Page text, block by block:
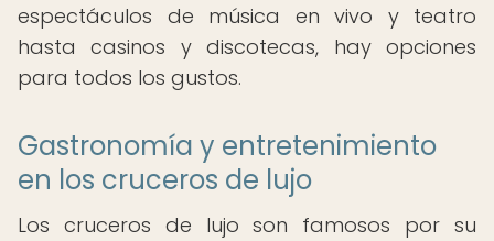
espectáculos de música en vivo y teatro
hasta casinos y discotecas, hay opciones
para todos los gustos.
Gastronomía y entretenimiento
en los cruceros de lujo
Los cruceros de lujo son famosos por su